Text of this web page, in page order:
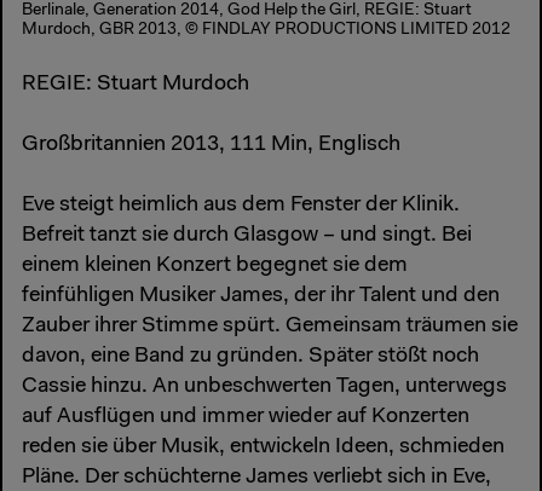
Berlinale, Generation 2014, God Help the Girl, REGIE: Stuart
Murdoch, GBR 2013, © FINDLAY PRODUCTIONS LIMITED 2012
REGIE: Stuart Murdoch
Großbritannien 2013, 111 Min, Englisch
Eve steigt heimlich aus dem Fenster der Klinik.
Befreit tanzt sie durch Glasgow – und singt. Bei
einem kleinen Konzert begegnet sie dem
feinfühligen Musiker James, der ihr Talent und den
Zauber ihrer Stimme spürt. Gemeinsam träumen sie
davon, eine Band zu gründen. Später stößt noch
Cassie hinzu. An unbeschwerten Tagen, unterwegs
auf Ausflügen und immer wieder auf Konzerten
reden sie über Musik, entwickeln Ideen, schmieden
Pläne. Der schüchterne James verliebt sich in Eve,